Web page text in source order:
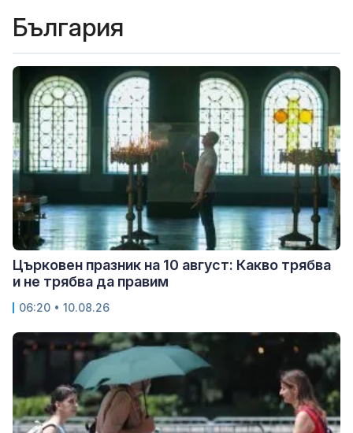
България
Църковен празник на 10 август: Какво трябва
и не трябва да правим
06:20 • 10.08.26